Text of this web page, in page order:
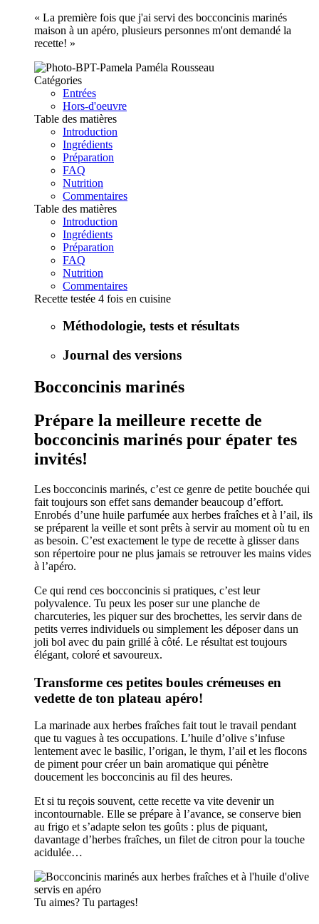
« La première fois que j'ai servi des bocconcinis marinés
maison à un apéro, plusieurs personnes m'ont demandé la
recette! »
Paméla Rousseau
Catégories
Entrées
Hors-d'oeuvre
Table des matières
Introduction
Ingrédients
Préparation
FAQ
Nutrition
Commentaires
Table des matières
Introduction
Ingrédients
Préparation
FAQ
Nutrition
Commentaires
Recette testée 4 fois en cuisine
Méthodologie, tests et résultats
Journal des versions
Bocconcinis marinés
Prépare la meilleure recette de
bocconcinis marinés pour épater tes
invités!
Les bocconcinis marinés, c’est ce genre de petite bouchée qui
fait toujours son effet sans demander beaucoup d’effort.
Enrobés d’une huile parfumée aux herbes fraîches et à l’ail, ils
se préparent la veille et sont prêts à servir au moment où tu en
as besoin. C’est exactement le type de recette à glisser dans
son répertoire pour ne plus jamais se retrouver les mains vides
à l’apéro.
Ce qui rend ces bocconcinis si pratiques, c’est leur
polyvalence. Tu peux les poser sur une planche de
charcuteries, les piquer sur des brochettes, les servir dans de
petits verres individuels ou simplement les déposer dans un
joli bol avec du pain grillé à côté. Le résultat est toujours
élégant, coloré et savoureux.
Transforme ces petites boules crémeuses en
vedette de ton plateau apéro!
La marinade aux herbes fraîches fait tout le travail pendant
que tu vagues à tes occupations. L’huile d’olive s’infuse
lentement avec le basilic, l’origan, le thym, l’ail et les flocons
de piment pour créer un bain aromatique qui pénètre
doucement les bocconcinis au fil des heures.
Et si tu reçois souvent, cette recette va vite devenir un
incontournable. Elle se prépare à l’avance, se conserve bien
au frigo et s’adapte selon tes goûts : plus de piquant,
davantage d’herbes fraîches, un filet de citron pour la touche
acidulée…
Tu aimes? Tu partages!